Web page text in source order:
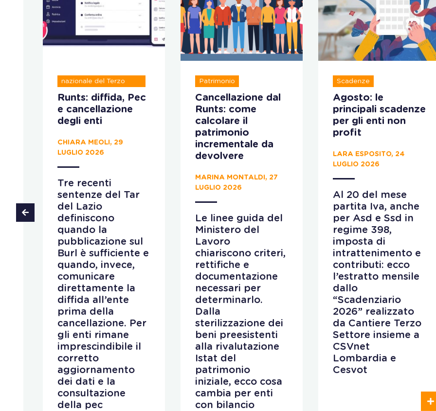
nazionale del Terzo
Runts: diffida, Pec
e cancellazione
degli enti
CHIARA MEOLI, 29
LUGLIO 2026
Tre recenti
sentenze del Tar
del Lazio
definiscono
quando la
pubblicazione sul
Burl è sufficiente e
quando, invece,
comunicare
direttamente la
diffida all’ente
prima della
cancellazione. Per
gli enti rimane
imprescindibile il
corretto
aggiornamento
dei dati e la
consultazione
della pec
Patrimonio
Cancellazione dal
Runts: come
calcolare il
patrimonio
incrementale da
devolvere
MARINA MONTALDI, 27
LUGLIO 2026
Le linee guida del
Ministero del
Lavoro
chiariscono criteri,
rettifiche e
documentazione
necessari per
determinarlo.
Dalla
sterilizzazione dei
beni preesistenti
alla rivalutazione
Istat del
patrimonio
iniziale, ecco cosa
cambia per enti
con bilancio
Scadenze
Agosto: le
principali scadenze
per gli enti non
profit
LARA ESPOSITO, 24
LUGLIO 2026
Al 20 del mese
partita Iva, anche
per Asd e Ssd in
regime 398,
imposta di
intrattenimento e
contributi: ecco
l’estratto mensile
dallo
“Scadenziario
2026” realizzato
da Cantiere Terzo
Settore insieme a
CSVnet
Lombardia e
Cesvot